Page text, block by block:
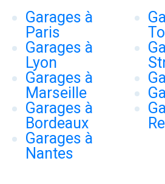
Garages à
Paris
Garages à
Lyon
Garages à
Marseille
Garages à
Bordeaux
Garages à
Nantes